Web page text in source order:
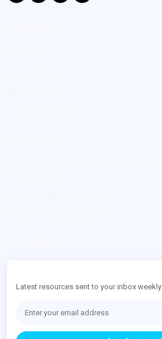
Latest resources sent to your inbox weekly